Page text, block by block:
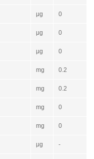
μg 0
μg 0
μg 0
mg 0.2
mg 0.2
mg 0
mg 0
μg -